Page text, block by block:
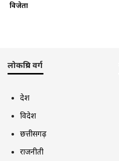
विजेता
लोकप्रिय वर्ग
देश
विदेश
छत्तीसगढ़
राजनीती